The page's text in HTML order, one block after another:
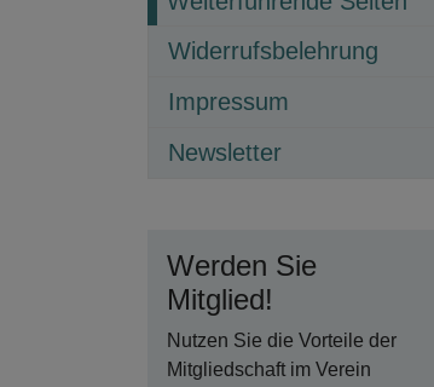
Widerrufsbelehrung
Impressum
Newsletter
Werden Sie
Mitglied!
Nutzen Sie die Vorteile der
Mitgliedschaft im Verein